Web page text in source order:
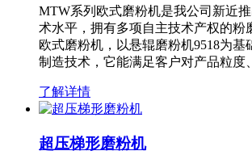
MTW系列欧式磨粉机是我公司新近
术水平，拥有多项自主技术产权的
欧式磨粉机，以悬辊磨粉机9518为基
制造技术，它能满足客户对产品粒
了解详情
超压梯形磨粉机